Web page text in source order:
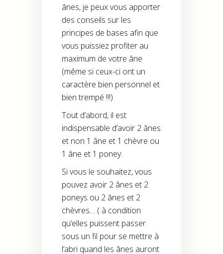
ânes, je peux vous apporter
des conseils sur les
principes de bases afin que
vous puissiez profiter au
maximum de votre âne
(même si ceux-ci ont un
caractère bien personnel et
bien trempé !!!)
Tout d’abord, il est
indispensable d’avoir 2 ânes
et non 1 âne et 1 chèvre ou
1 âne et 1 poney.
Si vous le souhaitez, vous
pouvez avoir 2 ânes et 2
poneys ou 2 ânes et 2
chèvres… ( à condition
qu’elles puissent passer
sous un fil pour se mettre à
l’abri quand les ânes auront